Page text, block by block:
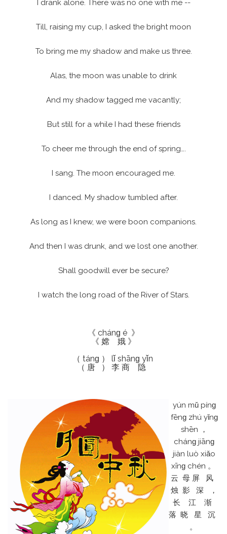
I drank alone. There was no one with me --
Till, raising my cup, I asked the bright moon
To bring me my shadow and make us three.
Alas, the moon was unable to drink
And my shadow tagged me vacantly;
But still for a while I had these friends
To cheer me through the end of spring….
I sang. The moon encouraged me.
I danced. My shadow tumbled after.
As long as I knew, we were boon companions.
And then I was drunk, and we lost one another.
Shall goodwill ever be secure?
I watch the long road of the River of Stars.
《 chánɡ é 》
《 嫦 娥 》
（ tánɡ ） lǐ shānɡ yǐn
（ 唐 ） 李 商 隐
yún mǔ pínɡ
fēnɡ zhú yǐnɡ
shēn ，
chánɡ jiānɡ
jiàn luò xiǎo
xīnɡ chén 。
云 母 屏 风
烛 影 深 ，
长 江 渐
落 晓 星 沉
。